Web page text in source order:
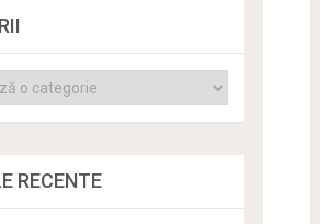
RECENTE